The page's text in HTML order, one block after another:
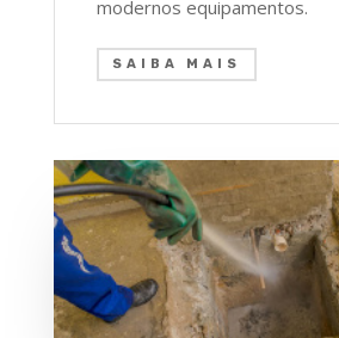
modernos equipamentos.
SAIBA MAIS